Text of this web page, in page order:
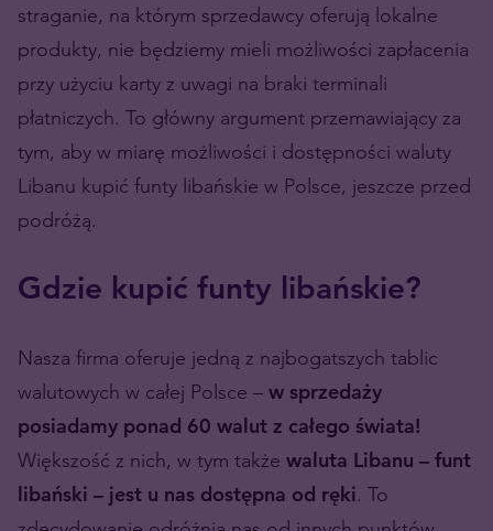
straganie, na którym sprzedawcy oferują lokalne
produkty, nie będziemy mieli możliwości zapłacenia
przy użyciu karty z uwagi na braki terminali
płatniczych. To główny argument przemawiający za
tym, aby w miarę możliwości i dostępności waluty
Libanu kupić funty libańskie w Polsce, jeszcze przed
podróżą.
Gdzie kupić funty libańskie?
Nasza firma oferuje jedną z najbogatszych tablic
walutowych w całej Polsce – w sprzedaży
posiadamy ponad 60 walut z całego świata!
Większość z nich, w tym także waluta Libanu – funt
libański – jest u nas dostępna od ręki. To